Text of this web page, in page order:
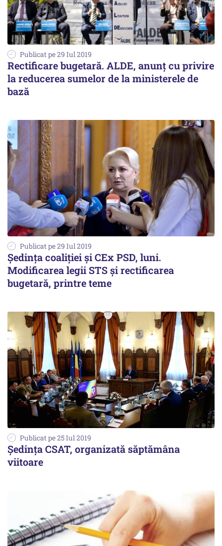
Publicat pe 29 Iul 2019
Rectificare bugetară. ALDE, anunț cu privire
la reducerea sumelor de la ministerele de
bază
Publicat pe 29 Iul 2019
Ședința coaliției și CEx PSD, luni.
Modificarea legii STS și rectificarea
bugetară, printre teme
Publicat pe 25 Iul 2019
Ședința CSAT, organizată săptămâna
viitoare